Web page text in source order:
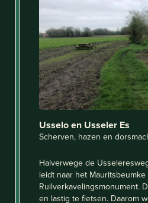
Usselo en Usseler Es
Scherven, hazen en
Halverwege de
leidt naar het Mauritsbeumke
Ruilverkavelingsmonument.
en lastig te fietsen. Daarom